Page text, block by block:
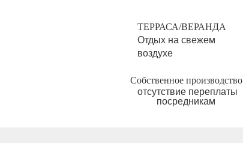
ТЕРРАСА/ВЕРАНДА
Отдых на свежем
воздухе
Собственное производство
отсутствие переплаты
посредникам